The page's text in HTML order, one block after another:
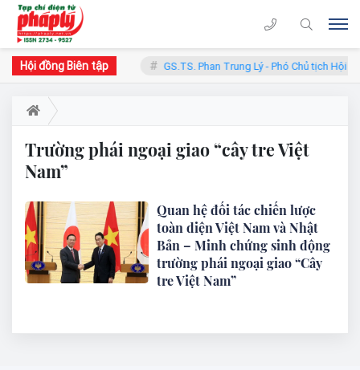
Hội đồng Biên tập
- Chủ tịch Hội đồng GS.TS. Phan Trung Lý - Phó Chủ tịch Hội
Trường phái ngoại giao “cây tre Việt
Nam”
Quan hệ đối tác chiến lược
toàn diện Việt Nam và Nhật
Bản – Minh chứng sinh động
trường phái ngoại giao “Cây
tre Việt Nam”